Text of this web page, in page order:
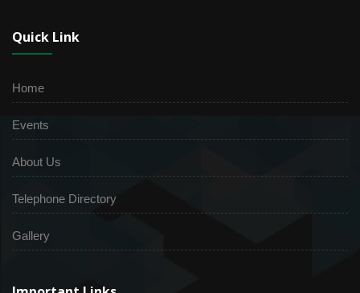
Quick Link
Home
Events
About Us
Telephone Directory
Gallery